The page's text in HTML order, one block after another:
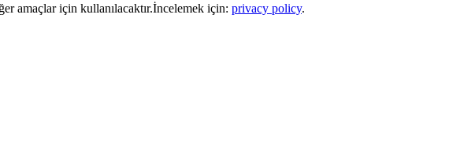
amaçlar için kullanılacaktır.İncelemek için: privacy policy.